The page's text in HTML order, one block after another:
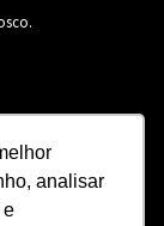
analisar
e